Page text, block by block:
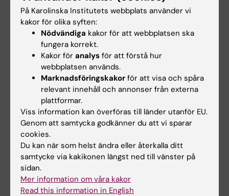
koordinering.
Kontakt
INCF-sekretariatet
Karolinska Institutet
Nobels väg 15A
SE-171 77 Stockholm, Sverige
E-post:info@incf.org
Tel: +46 8 524 870 93
Hade du nytta av informationen på denna sida?
Yes
No
På Karolinska Institutets webbplats använder vi
kakor för olika syften:
Nödvändiga kakor för att webbplatsen ska
fungera korrekt.
Kakor för analys för att förstå hur
webbplatsen används.
Marknadsföringskakor för att visa och spåra
relevant innehåll och annonser från externa
plattformar.
Viss information kan överföras till länder utanför EU.
Genom att samtycka godkänner du att vi sparar
cookies.
Du kan när som helst ändra eller återkalla ditt
samtycke via kakikonen längst ned till vänster på
sidan.
Mer information om våra kakor
Read this information in English